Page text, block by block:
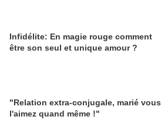
Infidélite: En magie rouge comment
être son seul et unique amour ?
"Relation extra-conjugale, marié vous
l'aimez quand même !"